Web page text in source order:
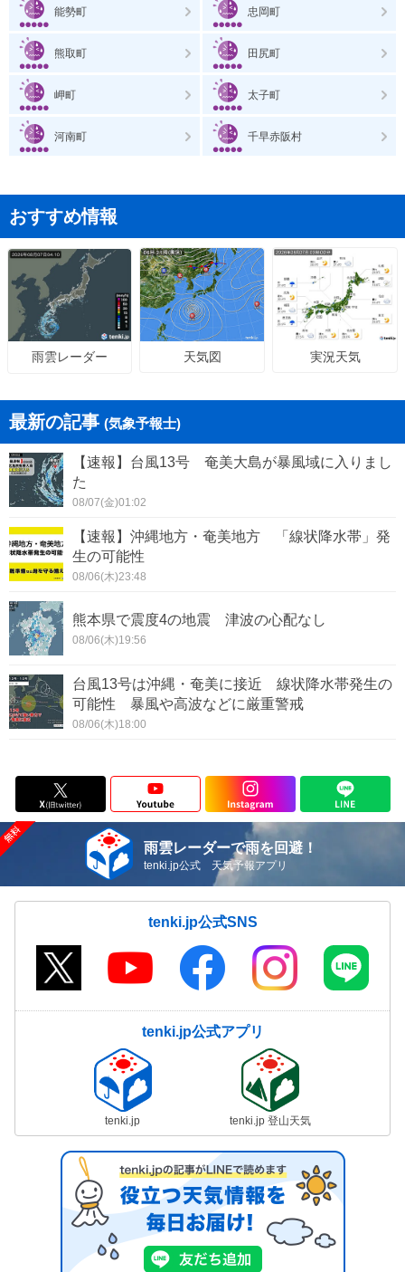
能勢町 忠岡町
熊取町 田尻町
岬町 太子町
河南町 千早赤阪村
おすすめ情報
雨雲レーダー 天気図 実況天気
最新の記事 (気象予報士)
【速報】台風13号 奄美大島が暴風域に入りまし
た
08/07(金)01:02
【速報】沖縄地方・奄美地方 「線状降水帯」発
生の可能性
08/06(木)23:48
熊本県で震度4の地震 津波の心配なし
08/06(木)19:56
台風13号は沖縄・奄美に接近 線状降水帯発生の
可能性 暴風や高波などに厳重警戒
08/06(木)18:00
雨雲レーダーで雨を回避！
tenki.jp公式 天気予報アプリ
tenki.jp公式SNS
tenki.jp公式アプリ
tenki.jp tenki.jp 登山天気